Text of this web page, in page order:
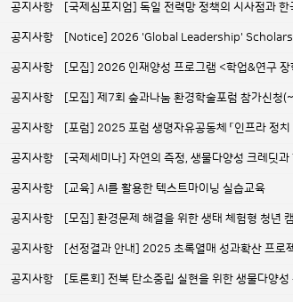
공지사항 [국제심포지엄] 독일 전력망 정책의 시사점과
공지사항 [Notice] 2026 'Global Leadership'
공지사항 [모집] 2026 인재양성 프로그램 <학업&연구
공지사항 [모집] 제7회 숲과나눔 환경학술포럼 참가신청
공지사항 [포럼] 2025 포럼 생명자유공동체 「인프라 정치
공지사항 [국제세미나] 자연의 측정, 생물다양성 크레딧과
공지사항 [교육] AI를 활용한 텍스트마이닝 실습교육
공지사항 [모집] 환경문제 해결을 위한 생태 체험형 청
공지사항 [선정결과 안내] 2025 초록열매 성과확산 프로
공지사항 [토론회] 전북 탄소중립 실현을 위한 생물다양